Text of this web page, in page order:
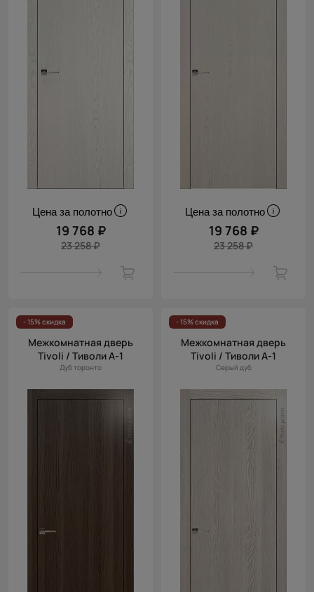
Цена за полотно
19 768 ₽
23 258 ₽
Цена за полотно
19 768 ₽
23 258 ₽
- 15% скидка
Межкомнатная дверь
Tivoli / Тиволи А-1
Дуб торонто
- 15% скидка
Межкомнатная дверь
Tivoli / Тиволи А-1
Серый дуб